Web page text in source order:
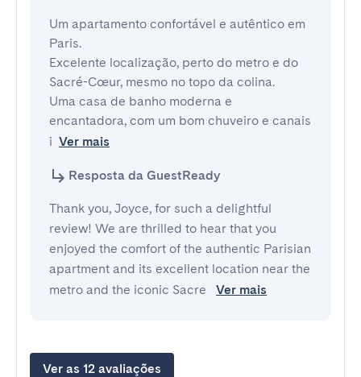
Um apartamento confortável e autêntico em
Paris.
Excelente localização, perto do metro e do
Sacré-Cœur, mesmo no topo da colina.
Uma casa de banho moderna e
encantadora, com um bom chuveiro e canais
i Ver mais
Resposta da GuestReady
Thank you, Joyce, for such a delightful
review! We are thrilled to hear that you
enjoyed the comfort of the authentic Parisian
apartment and its excellent location near the
metro and the iconic Sacre
Ver mais
Ver as 12 avaliações